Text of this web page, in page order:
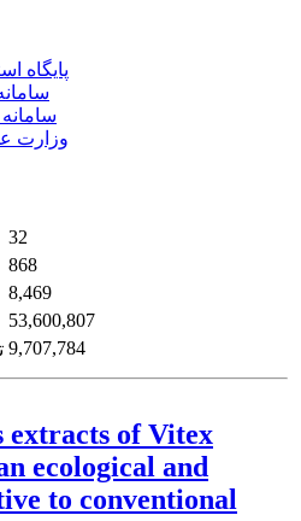
پایگاه
وزارت
32
868
8,469
53,600,807
9,707,784
extracts of Vitex
ecological and
to conventional